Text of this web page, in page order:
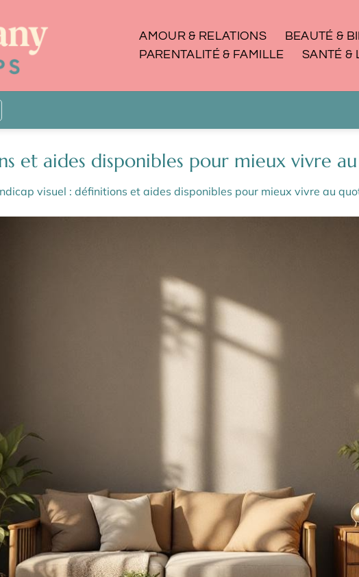
AMOUR & RELATIONS BEAUTÉ &
PARENTALITÉ & FAMILLE
SANTÉ &
et aides disponibles pour mieux vivre
visuel : définitions et aides disponibles pour mieux vivre au